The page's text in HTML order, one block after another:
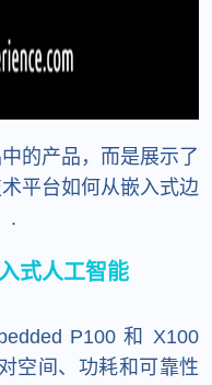
的产品，而是展示了
平台如何从嵌入式边
.
式人工智能
P100 和 X100
空间、功耗和可靠性